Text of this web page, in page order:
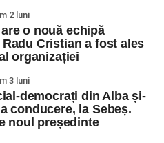
de înscrieri și informații
2026
2 luni
o nouă echipă
Cristian a fost ales
organizației
3 luni
democrați din Alba și-
conducere, la Sebeș.
noul președinte